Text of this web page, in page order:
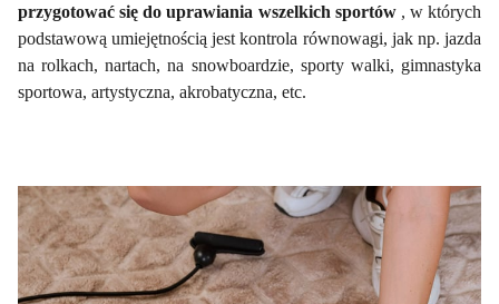
przygotować się do uprawiania wszelkich sportów , w których
podstawową umiejętnością jest kontrola równowagi, jak np. jazda
na rolkach, nartach, na snowboardzie, sporty walki, gimnastyka
sportowa, artystyczna, akrobatyczna, etc.